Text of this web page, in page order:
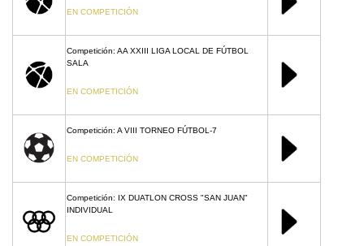
EN COMPETICIÓN
Competición: AA XXIII LIGA LOCAL DE FÚTBOL
SALA
EN COMPETICIÓN
Competición: A VIII TORNEO FÚTBOL-7
EN COMPETICIÓN
Competición: IX DUATLON CROSS "SAN JUAN"
INDIVIDUAL
EN COMPETICIÓN